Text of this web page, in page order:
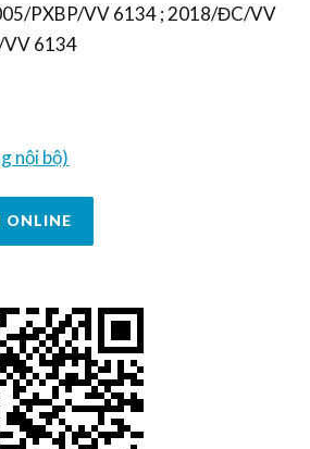
PXBP/VV 6134 ; 2018/ĐC/VV
VV 6134
nội bộ)
ONLINE